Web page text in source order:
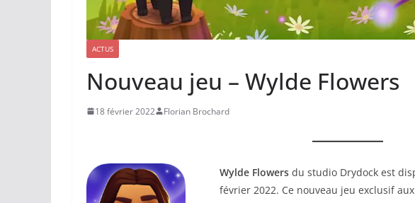
ACTUS
Nouveau jeu – Wylde Flowers
18 février 2022 Florian Brochard
Wylde Flowersdu studio Drydock est
février 2022. Ce nouveau jeu exclusif